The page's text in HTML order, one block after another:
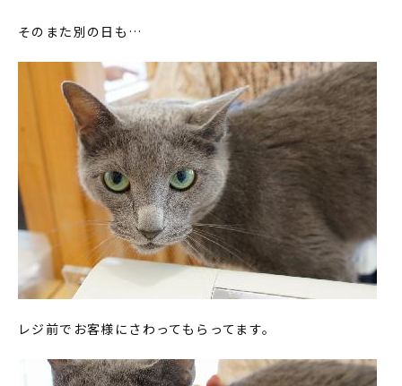
そのまた別の日も…
レジ前でお客様にさわってもらってます。